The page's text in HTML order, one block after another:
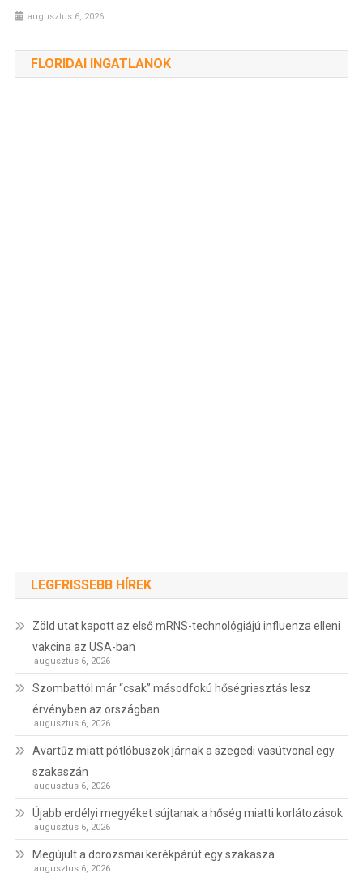
augusztus 6, 2026
FLORIDAI INGATLANOK
LEGFRISSEBB HÍREK
Zöld utat kapott az első mRNS-technológiájú influenza elleni
vakcina az USA-ban
augusztus 6, 2026
Szombattól már “csak” másodfokú hőségriasztás lesz
érvényben az országban
augusztus 6, 2026
Avartűz miatt pótlóbuszok járnak a szegedi vasútvonal egy
szakaszán
augusztus 6, 2026
Újabb erdélyi megyéket sújtanak a hőség miatti korlátozások
augusztus 6, 2026
Megújult a dorozsmai kerékpárút egy szakasza
augusztus 6, 2026